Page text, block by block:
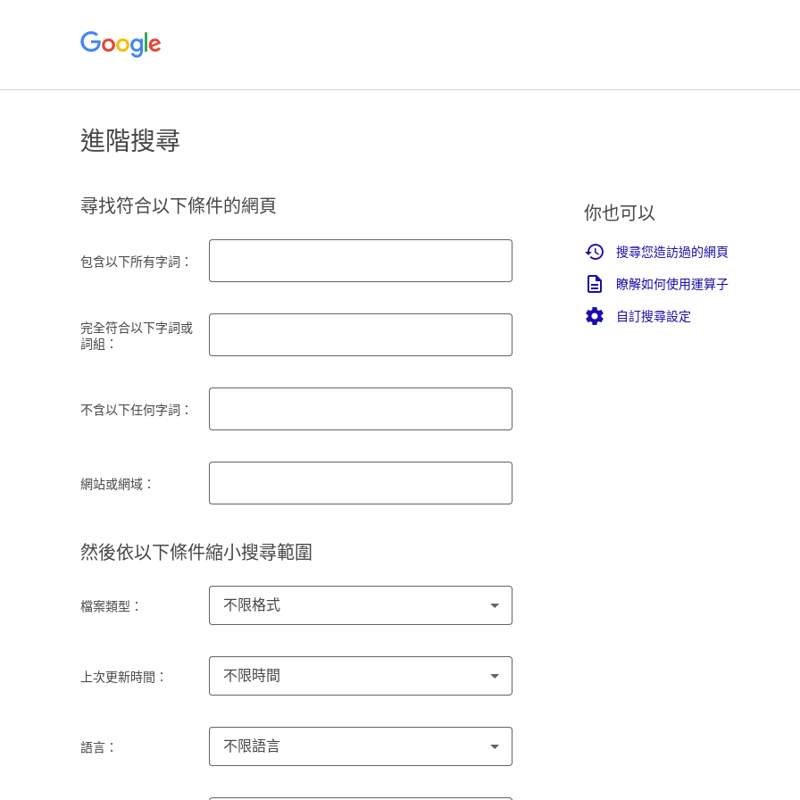
進階搜尋
尋找符合以下條件的網頁
包含以下所有字詞：
完全符合以下字詞或
詞組：
不含以下任何字詞：
網站或網域：
然後依以下條件縮小搜尋範圍
檔案類型： 不限格式
上次更新時間： 不限時間
語言： 不限語言
你也可以
搜尋您造訪過的網頁
瞭解如何使用運算子
自訂搜尋設定